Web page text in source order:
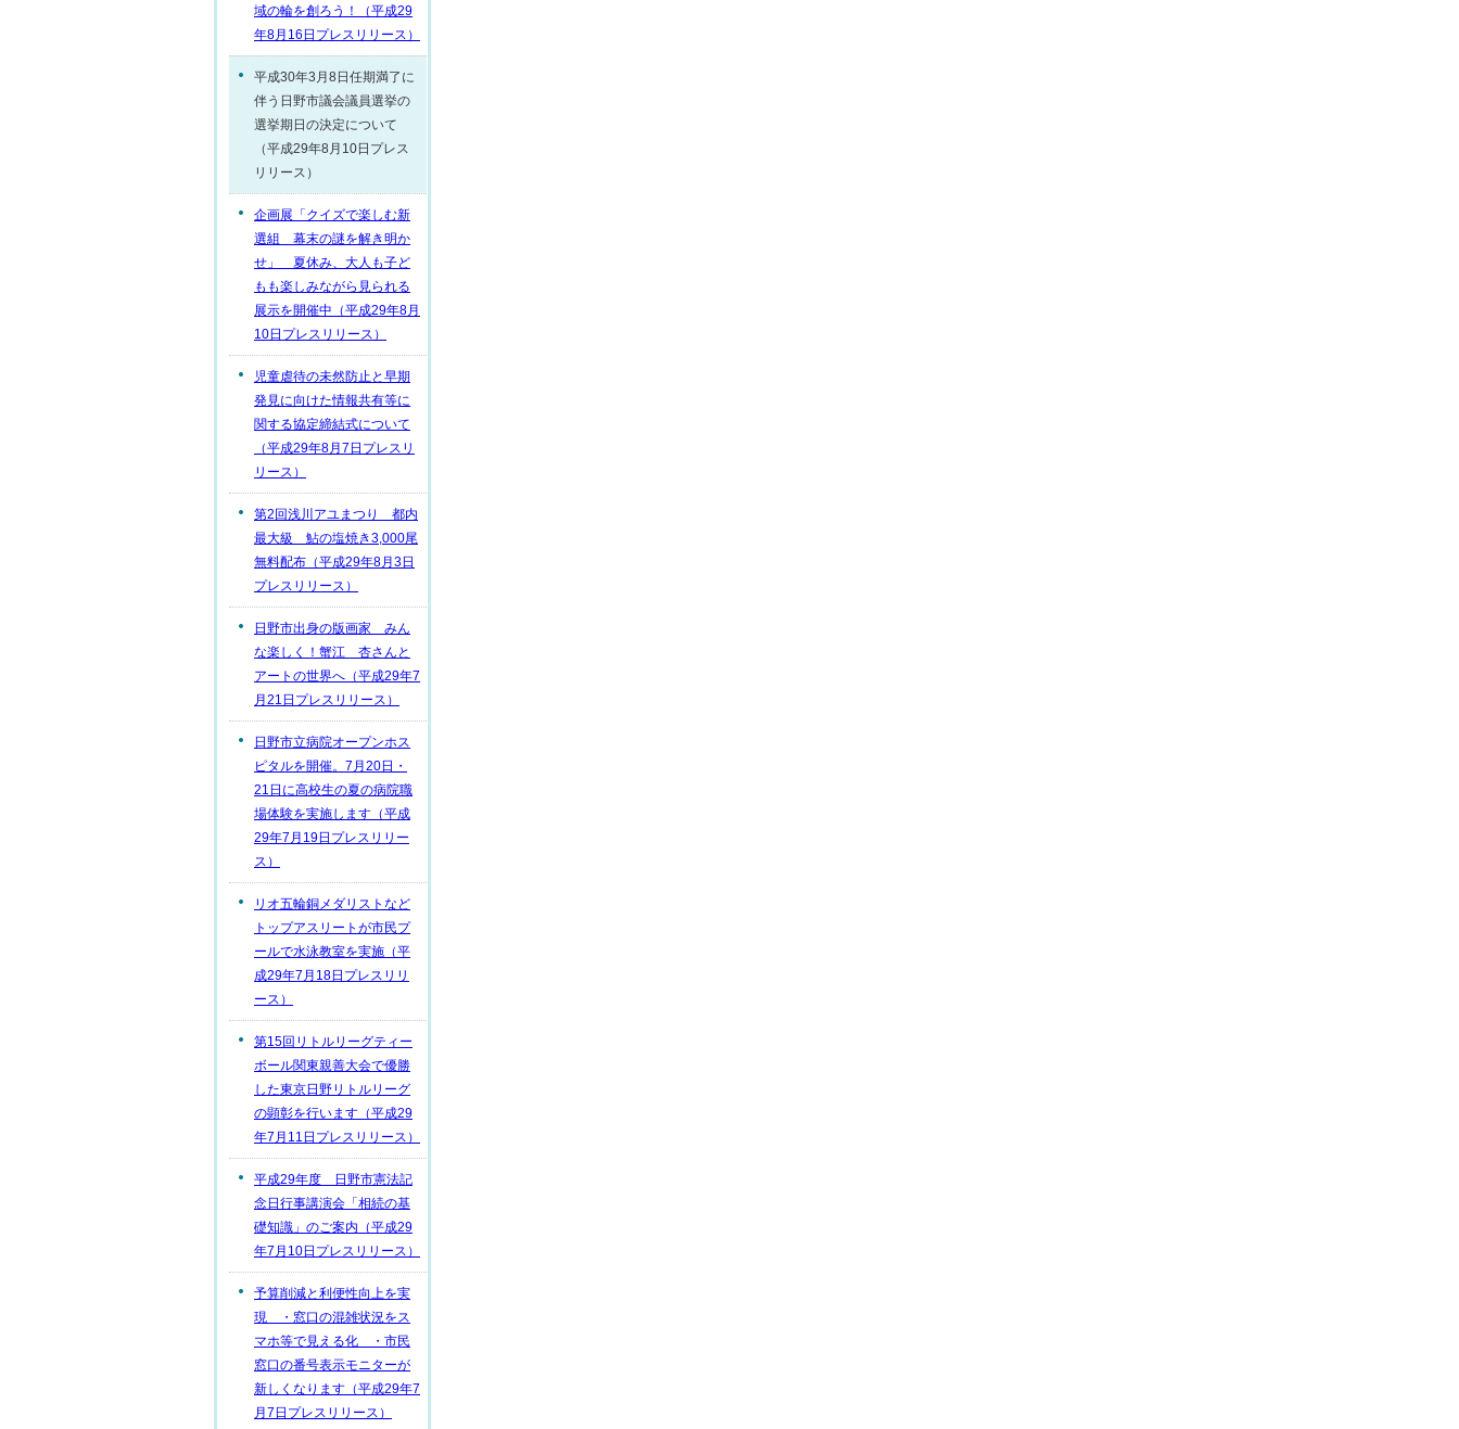
域の輪を創ろう！（平成29
年8月16日プレスリリース）
平成30年3月8日任期満了に
伴う日野市議会議員選挙の
選挙期日の決定について
（平成29年8月10日プレス
リリース）
企画展「クイズで楽しむ新
選組 幕末の謎を解き明か
せ」 夏休み、大人も子ど
もも楽しみながら見られる
展示を開催中（平成29年8月
10日プレスリリース）
児童虐待の未然防止と早期
発見に向けた情報共有等に
関する協定締結式について
（平成29年8月7日プレスリ
リース）
第2回浅川アユまつり 都内
最大級 鮎の塩焼き3,000尾
無料配布（平成29年8月3日
プレスリリース）
日野市出身の版画家 みん
な楽しく！蟹江 杏さんと
アートの世界へ（平成29年7
月21日プレスリリース）
日野市立病院オープンホス
ピタルを開催。7月20日・
21日に高校生の夏の病院職
場体験を実施します（平成
29年7月19日プレスリリー
ス）
リオ五輪銅メダリストなど
トップアスリートが市民プ
ールで水泳教室を実施（平
成29年7月18日プレスリリ
ース）
第15回リトルリーグティー
ボール関東親善大会で優勝
した東京日野リトルリーグ
の顕彰を行います（平成29
年7月11日プレスリリース）
平成29年度 日野市憲法記
念日行事講演会「相続の基
礎知識」のご案内（平成29
年7月10日プレスリリース）
予算削減と利便性向上を実
現 ・窓口の混雑状況をス
マホ等で見える化 ・市民
窓口の番号表示モニターが
新しくなります（平成29年7
月7日プレスリリース）